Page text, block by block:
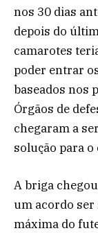
nos 30 dias
depois do
camarotes
poder entrar
baseados nos
Órgãos de
chegaram a
solução para o
A briga
um acordo ser
máxima do